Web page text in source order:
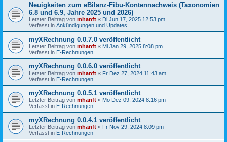
Neuigkeiten zum eBilanz-Fibu-Kontennachweis (Taxonomien
6.8 und 6.9, Jahre 2025 und 2026)
Letzter Beitrag von mhanft « Di Jun 17, 2025 12:53 pm
Verfasst in Ankündigungen und Updates
myXRechnung 0.0.7.0 veröffentlicht
Letzter Beitrag von mhanft « Mi Jan 29, 2025 8:08 pm
Verfasst in E-Rechnungen
myXRechnung 0.0.6.0 veröffentlicht
Letzter Beitrag von mhanft « Fr Dez 27, 2024 11:43 am
Verfasst in E-Rechnungen
myXRechnung 0.0.5.1 veröffentlicht
Letzter Beitrag von mhanft « Mo Dez 09, 2024 8:16 pm
Verfasst in E-Rechnungen
myXRechnung 0.0.4.1 veröffentlicht
Letzter Beitrag von mhanft « Fr Nov 29, 2024 8:09 pm
Verfasst in E-Rechnungen